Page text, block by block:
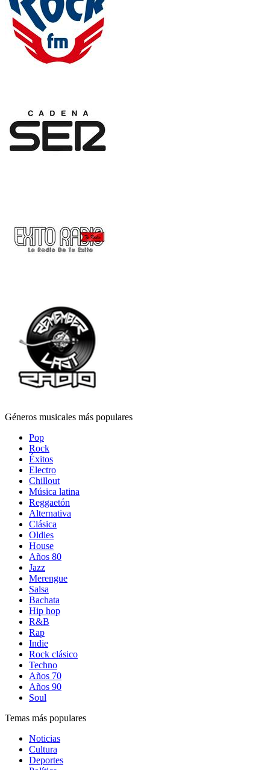
Géneros musicales más populares
Pop
Rock
Éxitos
Electro
Chillout
Música latina
Reggaetón
Alternativa
Clásica
Oldies
House
Años 80
Jazz
Merengue
Salsa
Bachata
Hip hop
R&B
Rap
Indie
Rock clásico
Techno
Años 70
Años 90
Soul
Temas más populares
Noticias
Cultura
Deportes